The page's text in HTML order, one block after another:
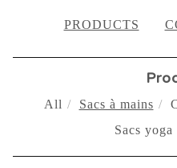
PRODUCTS
All Sacs à mains
Sacs yoga